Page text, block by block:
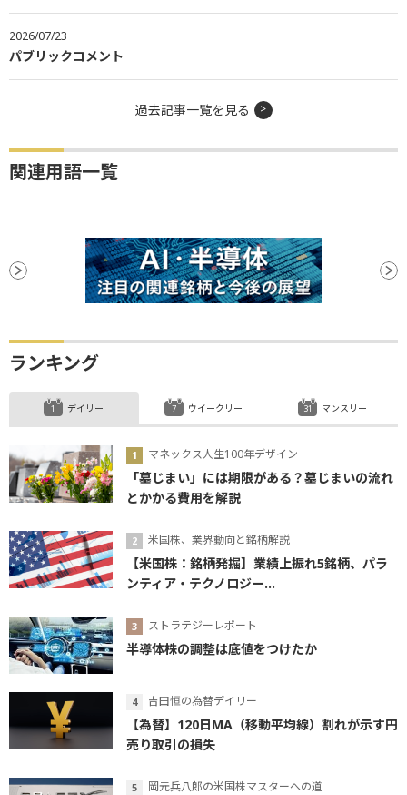
2026/07/23
パブリックコメント
過去記事一覧を見る
関連用語一覧
ランキング
デイリー
マネックス人生100年デザイン
「墓じまい」には期限がある？墓じまいの流れ
とかかる費用を解説
米国株、業界動向と銘柄解説
【米国株：銘柄発掘】業績上振れ5銘柄、パラ
ンティア・テクノロジー...
ストラテジーレポート
半導体株の調整は底値をつけたか
吉田恒の為替デイリー
【為替】120日MA（移動平均線）割れが示す円
売り取引の損失
岡元兵八郎の米国株マスターへの道
ウイークリー マンスリー